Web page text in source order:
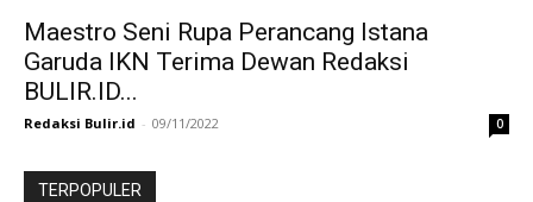
Maestro Seni Rupa Perancang Istana
Garuda IKN Terima Dewan Redaksi
BULIR.ID...
Redaksi Bulir.id - 09/11/2022 0
TERPOPULER